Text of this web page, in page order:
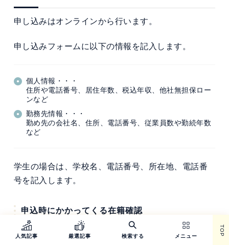
申し込みはオンラインから行います。
申し込みフォームに以下の情報を記入します。
個人情報・・・
住所や電話番号、居住年数、税込年収、他社無担保ロー
ンなど
勤務先情報・・・
勤め先の会社名、住所、電話番号、従業員数や勤続年数
など
学生の場合は、学校名、電話番号、所在地、電話番
号を記入します。
申込時にかかってくる在籍確認
カードローンを申し込みすると、勤務先の電話番号
人気記事 厳選記事 検索する メニュー TOP